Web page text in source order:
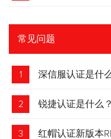
常见问题
1 深信服认证是什
2 锐捷认证是什么
3 红帽认证新版本